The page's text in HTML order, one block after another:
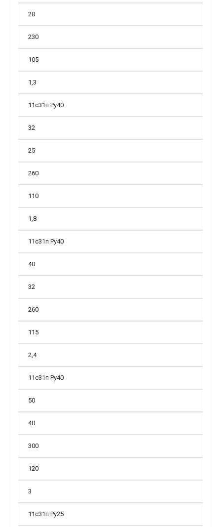
20
230
105
1,3
11с31п Ру40
32
25
260
110
1,8
11с31п Ру40
40
32
260
115
2,4
11с31п Ру40
50
40
300
120
3
11с31п Ру25